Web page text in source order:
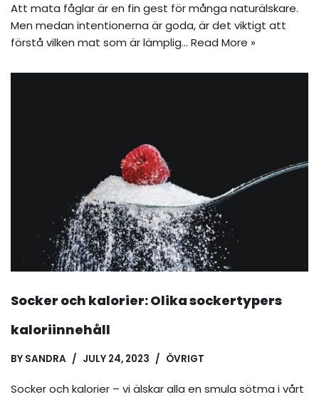
Att mata fåglar är en fin gest för många naturälskare.
Men medan intentionerna är goda, är det viktigt att
förstå vilken mat som är lämplig… Read More »
Socker och kalorier: Olika sockertypers
kaloriinnehåll
BY SANDRA JULY 24, 2023 ÖVRIGT
Socker och kalorier – vi älskar alla en smula sötma i vårt